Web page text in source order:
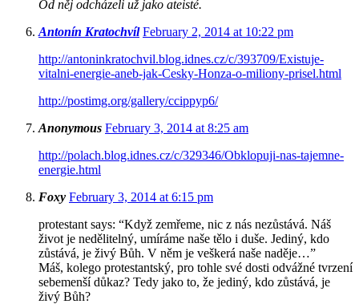
Od něj odcházeli už jako ateisté.
Antonín Kratochvíl February 2, 2014 at 10:22 pm
http://antoninkratochvil.blog.idnes.cz/c/393709/Existuje-
vitalni-energie-aneb-jak-Cesky-Honza-o-miliony-prisel.html
http://postimg.org/gallery/ccippyp6/
Anonymous February 3, 2014 at 8:25 am
http://polach.blog.idnes.cz/c/329346/Obklopuji-nas-tajemne-
energie.html
Foxy February 3, 2014 at 6:15 pm
protestant says: “Když zemřeme, nic z nás nezůstává. Náš
život je nedělitelný, umíráme naše tělo i duše. Jediný, kdo
zůstává, je živý Bůh. V něm je veškerá naše naděje…”
Máš, kolego protestantský, pro tohle své dosti odvážné tvrzení
sebemenší důkaz? Tedy jako to, že jediný, kdo zůstává, je
živý Bůh?